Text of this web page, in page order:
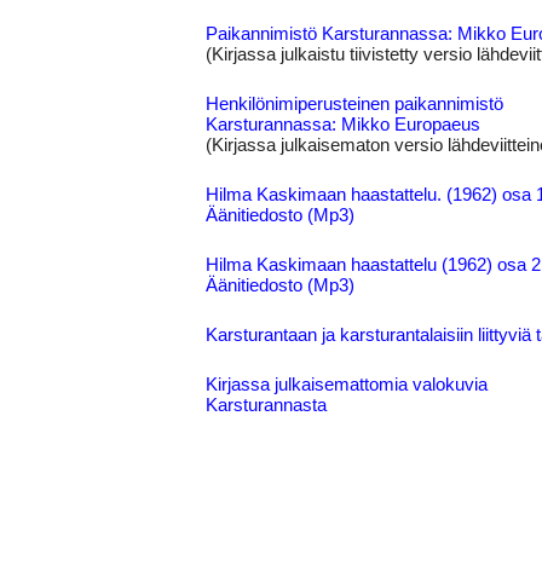
Paikannimistö Karsturannassa: Mikko
(Kirjassa julkaistu tiivistetty versio
Henkilönimiperusteinen paikannimistö
Karsturannassa: Mikko Europaeus
(Kirjassa julkaisematon versio
Hilma Kaskimaan haastattelu. (1962) osa
Äänitiedosto (Mp3)
Hilma Kaskimaan haastattelu (1962) osa
Äänitiedosto (Mp3)
Karsturantaan ja karsturantalaisiin liittyviä
Kirjassa julkaisemattomia valokuvia
Karsturannasta